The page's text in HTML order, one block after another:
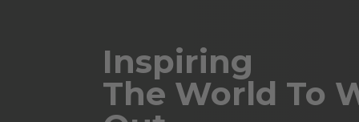
Inspiring
The World To